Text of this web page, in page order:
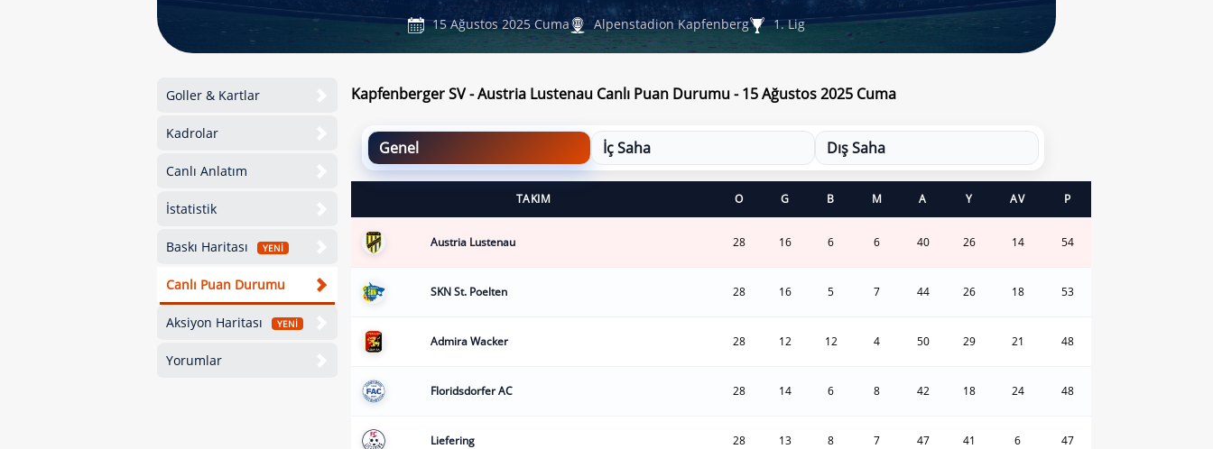
15 Ağustos 2025 Cuma Alpenstadion Kapfenberg 1. Lig
Goller & Kartlar
Kadrolar
Canlı Anlatım
İstatistik
Baskı Haritası YENİ
Canlı Puan Durumu
Aksiyon Haritası YENİ
Yorumlar
Kapfenberger SV - Austria Lustenau Canlı Puan Durumu - 15 Ağustos 2025 Cuma
Genel İç Saha Dış Saha
TAKIM O G B M A Y AV P
Austria Lustenau 28 16 6 6 40 26 14 54
SKN St. Poelten 28 16 5 7 44 26 18 53
Admira Wacker 28 12 12 4 50 29 21 48
Floridsdorfer AC 28 14 6 8 42 18 24 48
Liefering 28 13 8 7 47 41 6 47